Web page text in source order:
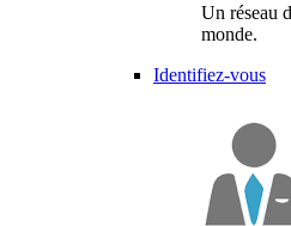
Un réseau
monde.
Identifiez-vous